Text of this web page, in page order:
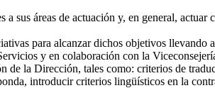
sus áreas de actuación y, en general, actuar
para alcanzar dichos objetivos llevando
y en colaboración con la
de la Dirección, tales como: criterios de
introducir criterios lingüísticos en la